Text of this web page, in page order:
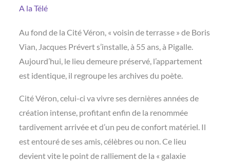
A la Télé
Au fond de la Cité Véron, « voisin de terrasse » de Boris
Vian, Jacques Prévert s’installe, à 55 ans, à Pigalle.
Aujourd’hui, le lieu demeure préservé, l’appartement
est identique, il regroupe les archives du poète.
Cité Véron, celui-ci va vivre ses dernières années de
création intense, profitant enfin de la renommée
tardivement arrivée et d’un peu de confort matériel. Il
est entouré de ses amis, célèbres ou non. Ce lieu
devient vite le point de ralliement de la « galaxie